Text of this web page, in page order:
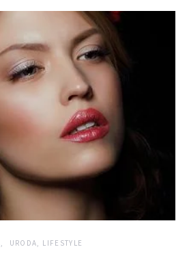
URODA, LIFESTYLE